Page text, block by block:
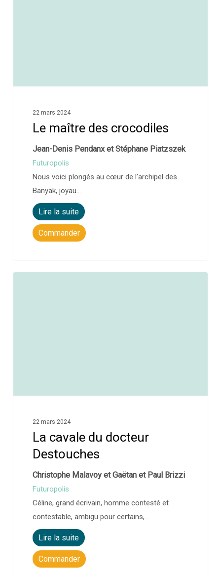
22 mars 2024
Le maître des crocodiles
Jean-Denis Pendanx et Stéphane Piatzszek
Futuropolis
Nous voici plongés au cœur de l’archipel des
Banyak, joyau…
Lire la suite
Commander
22 mars 2024
La cavale du docteur
Destouches
Christophe Malavoy et Gaëtan et Paul Brizzi
Futuropolis
Céline, grand écrivain, homme contesté et
contestable, ambigu pour certains,…
Lire la suite
Commander